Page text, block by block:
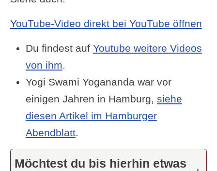
YouTube-Video direkt bei YouTube öffnen
Du findest auf Youtube weitere Videos
von ihm.
Yogi Swami Yogananda war vor
einigen Jahren in Hamburg, siehe
diesen Artikel im Hamburger
Abendblatt.
Möchtest du bis hierhin etwas